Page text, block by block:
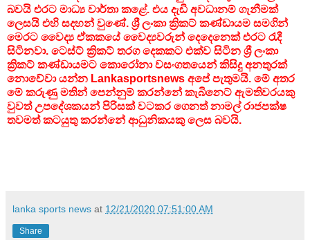
බවයි එරට මාධ්‍ය වාර්තා කළේ. එය දැඩි අවධානම් ගැනීමක්
ලෙසයි එහි සදහන් වුණේ. ශ්‍රී ලංකා ක්‍රිකට් කණ්ඩායම සමගින්
මෙරට වෛද්‍ය ඒකකයේ වෛද්‍යවරුන් දෙදෙනෙක් එරට රැදී
සිටිනවා. ටෙස්ට් ක්‍රිකට් තරග දෙකකට එක්ව සිටින ශ්‍රී ලංකා
ක්‍රිකට් කණ්ඩායමට කොරෝනා වසංගතයෙන් කිසිදු අනතුරක්
නොවේවා යන්න Lankasportsnews අපේ පැතුමයි. මේ අතර
මේ කරුණු මතින් පෙන්නුම් කරන්නේ කැබිනෙට් ඇමතිවරයකු
වුවත් උපදේශකයන් පිරිසක් වටකර ගෙනත් නාමල් රාජපක්ෂ
තවමත් කටයුතු කරන්නේ ආධුනිකයකු ලෙස බවයි.
lanka sports news at 12/21/2020 07:51:00 AM
Share